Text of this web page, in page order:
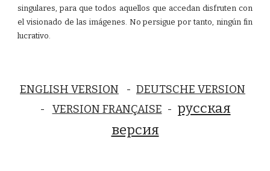
singulares, para que todos aquellos que accedan disfruten con
el visionado de las imágenes. No persigue por tanto, ningún fin
lucrativo.
ENGLISH VERSION - DEUTSCHE VERSION
- VERSION FRANÇAISE - русская
версия